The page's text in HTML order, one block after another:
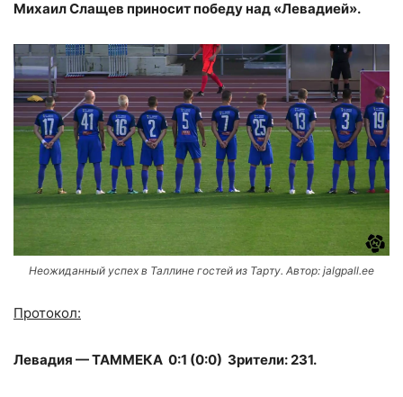
Михаил Слащев приносит победу над «Левадией».
Неожиданный успех в Таллине гостей из Тарту. Автор: jalgpall.ee
Протокол:
Левадия — ТАММЕКА 0:1 (0:0) Зрители: 231.